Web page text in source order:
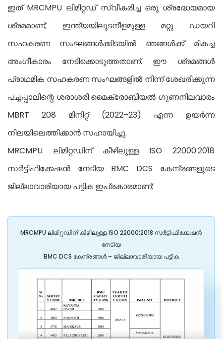
ഇത് MRCMPU ലിമിറ്റഡ് സ്വീകരിച്ച ഒരു ശ്രദ്ധേയമായ
ശ്രമമാണ്; ഇന്ത്യയിലുടനീളമുള്ള മറ്റു ഡയറി
സഹകരണ സംഘങ്ങൾക്കിടയിൽ ഞങ്ങൾക്ക് മികച്ച
അംഗീകാരം നേടിക്കൊടുത്തതാണ്. ഈ ശ്രമങ്ങൾ
പ്രാഥമിക സഹകരണ സംഘങ്ങളിൽ നിന്ന് ശേഖരിക്കുന്ന
പച്ചപ്പാലിന്റെ ശരാശരി മൈക്രോബിയൽ ഗുണനിലവാരം
MBRT 208 മിനിറ്റ് (2022–23) എന്ന ഉയർന്ന
നിലയിലെത്തിക്കാൻ സഹായിച്ചു.
MRCMPU ലിമിറ്റഡിന് കീഴിലുള്ള ISO 22000:2018
സർട്ടിഫിക്കേഷൻ നേടിയ BMC DCS കേന്ദ്രങ്ങളുടെ
ജില്ലാവാരിയായ പട്ടിക ഇപ്രകാരമാണ്:
MRCMPU ലിമിറ്റഡിന് കീഴിലുള്ള ISO 22000:2018 സർട്ടിഫിക്കേഷൻ
നേടിയ
BMC DCS കേന്ദ്രങ്ങൾ – ജില്ലാവാരിയായ പട്ടിക